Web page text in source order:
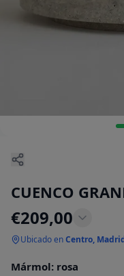
CUENCO
€209,00
Ubicado enCentro,
Mármol: rosa